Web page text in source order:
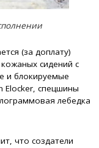
(за доплату)
сидений с
и блокируемые
Elocker, спецшины
лебедка
что создатели